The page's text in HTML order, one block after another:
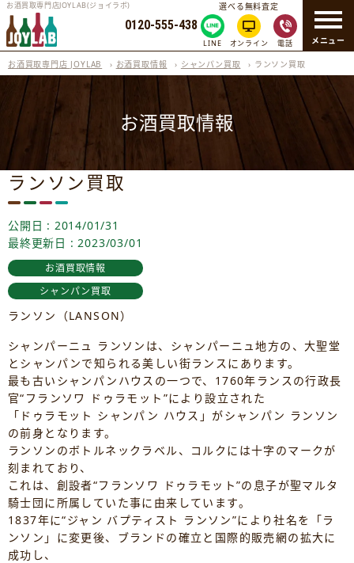
メニュー
お酒買取専門店JOYLAB(ジョイラボ)
0120-555-438
選べる無料査定
LINE オンライン 電話
お酒買取専門店 JOYLAB › お酒買取情報 › シャンパン買取 › ランソン買取
お酒買取情報
ランソン買取
公開日 : 2014/01/31
最終更新日 : 2023/03/01
お酒買取情報
シャンパン買取
ランソン（LANSON）
シャンパーニュ ランソンは、シャンパーニュ地方の、大聖堂
とシャンパンで知られる美しい街ランスにあります。
最も古いシャンパンハウスの一つで、1760年ランスの行政長
官“フランソワ ドゥラモット”により設立された
「ドゥラモット シャンパン ハウス」がシャンパン ランソン
の前身となります。
ランソンのボトルネックラベル、コルクには十字のマークが
刻まれており、
これは、創設者“フランソワ ドゥラモット”の息子が聖マルタ
騎士団に所属していた事に由来しています。
1837年に“ジャン バプティスト ランソン”により社名を「ラ
ンソン」に変更後、ブランドの確立と国際的販売網の拡大に
成功し、